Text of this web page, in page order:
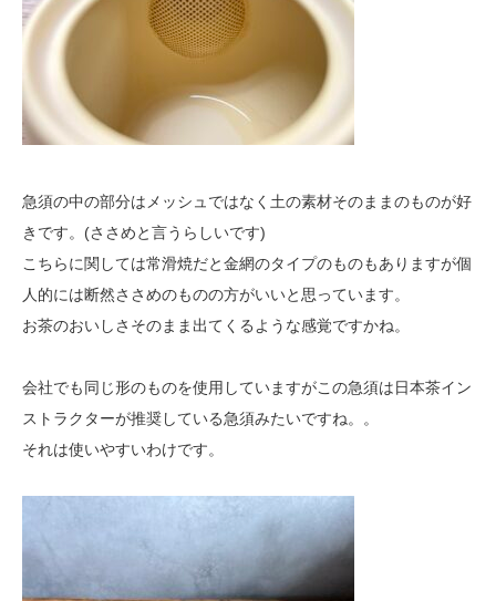
急須の中の部分はメッシュではなく土の素材そのままのものが好
きです。(ささめと言うらしいです)
こちらに関しては常滑焼だと金網のタイプのものもありますが個
人的には断然ささめのものの方がいいと思っています。
お茶のおいしさそのまま出てくるような感覚ですかね。
会社でも同じ形のものを使用していますがこの急須は日本茶イン
ストラクターが推奨している急須みたいですね。。
それは使いやすいわけです。